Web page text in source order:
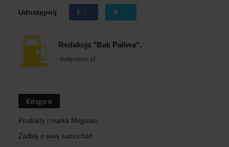
Udostępnij
Redakcja "Bak Paliwa".
- bakpaliwa.pl
Kategorie
Produkty i marka Meguiars
Zadbaj o swój samochód